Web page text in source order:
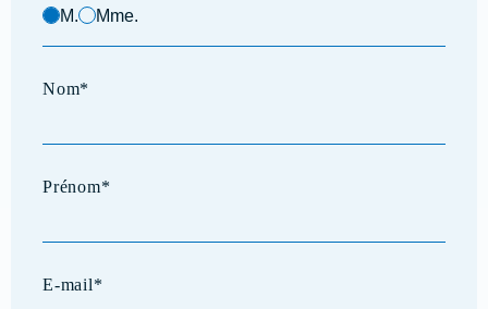
M.
Mme.